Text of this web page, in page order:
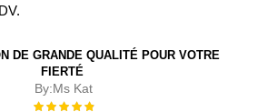
DE GRANDE QUALITÉ POUR VOTRE
FIERTÉ
By:Ms Kat
Évaluation :